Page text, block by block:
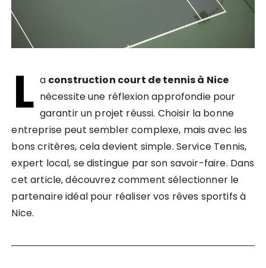
L a construction court de tennis à Nice
nécessite une réflexion approfondie pour
garantir un projet réussi. Choisir la bonne
entreprise peut sembler complexe, mais avec les
bons critères, cela devient simple. Service Tennis,
expert local, se distingue par son savoir-faire. Dans
cet article, découvrez comment sélectionner le
partenaire idéal pour réaliser vos rêves sportifs à
Nice.